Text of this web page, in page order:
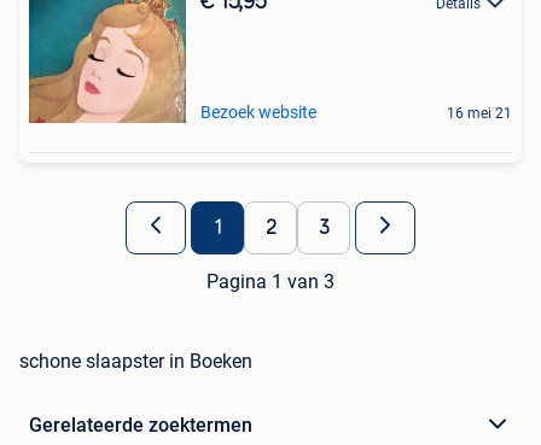
Bezoek website 16 mei 21
1 2 3
Pagina 1 van 3
schone slaapster in Boeken
Gerelateerde zoektermen